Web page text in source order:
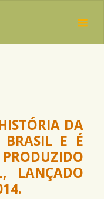
DA
E É
LANÇADO